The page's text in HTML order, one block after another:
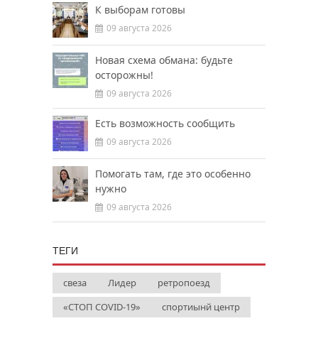
К выборам готовы
09 августа 2026
Новая схема обмана: будьте
осторожны!
09 августа 2026
Есть возможность сообщить
09 августа 2026
Помогать там, где это особенно
нужно
09 августа 2026
ТЕГИ
свеза Лидер
ретропоезд
«СТОП COVID-19»
спортиынй центр